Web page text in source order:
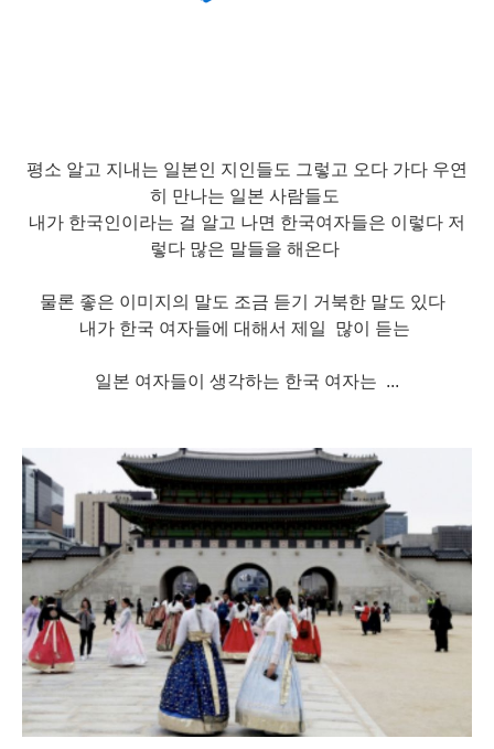
평소 알고 지내는 일본인 지인들도 그렇고 오다 가다 우연
히 만나는 일본 사람들도
내가 한국인이라는 걸 알고 나면 한국여자들은 이렇다 저
렇다 많은 말들을 해온다
물론 좋은 이미지의 말도 조금 듣기 거북한 말도 있다
내가 한국 여자들에 대해서 제일
많이 듣는
일본 여자들이 생각하는 한국 여자는 ...